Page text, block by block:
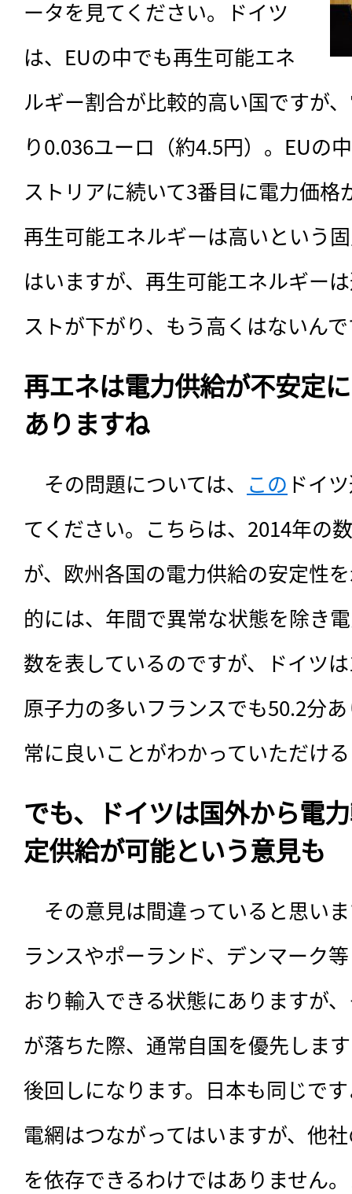
ータを見てください。ドイツ
は、EUの中でも再生可能エネ
ルギー割合が比較的高い国ですが
り0.036ユーロ（約4.5円）。EUの
ストリアに続いて3番目に電力価格
再生可能エネルギーは高いという
はいますが、再生可能エネルギー
ストが下がり、もう高くはないん
再エネは電力供給が不安定
ありますね
その問題については、 この ドイ
てください。こちらは、2014年の
が、欧州各国の電力供給の安定性
的には、年間で異常な状態を除き
数を表しているのですが、ドイツ
原子力の多いフランスでも50.2分
常に良いことがわかっていただけ
でも、ドイツは国外から電
定供給が可能という意見も
その意見は間違っていると思い
ランスやポーランド、デンマーク
おり輸入できる状態にありますが
が落ちた際、通常自国を優先しま
後回しになります。日本も同じで
電網はつながってはいますが、他
を依存できるわけではありません